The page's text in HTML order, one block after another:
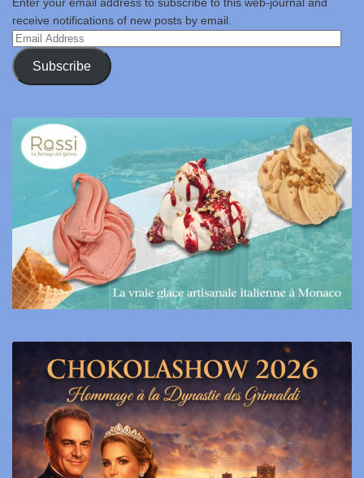
receive notifications of new posts by email.
Email
Address
Subscribe